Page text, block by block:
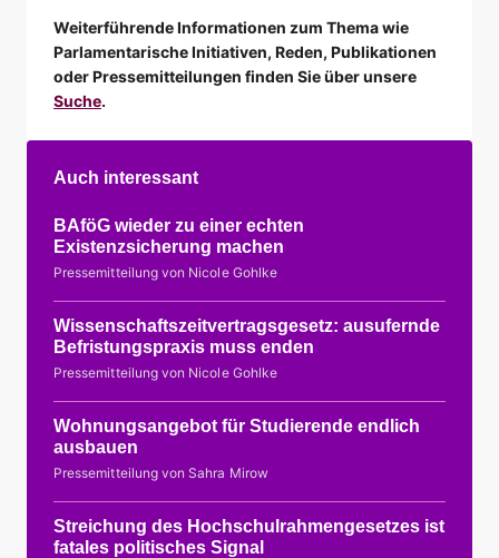
Weiterführende Informationen zum Thema wie
Parlamentarische Initiativen, Reden, Publikationen
oder Pressemitteilungen finden Sie über unsere
Suche.
Auch interessant
BAföG wieder zu einer echten
Existenzsicherung machen
Pressemitteilung von Nicole Gohlke
Wissenschaftszeitvertragsgesetz: ausufernde
Befristungspraxis muss enden
Pressemitteilung von Nicole Gohlke
Wohnungsangebot für Studierende endlich
ausbauen
Pressemitteilung von Sahra Mirow
Streichung des Hochschulrahmengesetzes ist
fatales politisches Signal